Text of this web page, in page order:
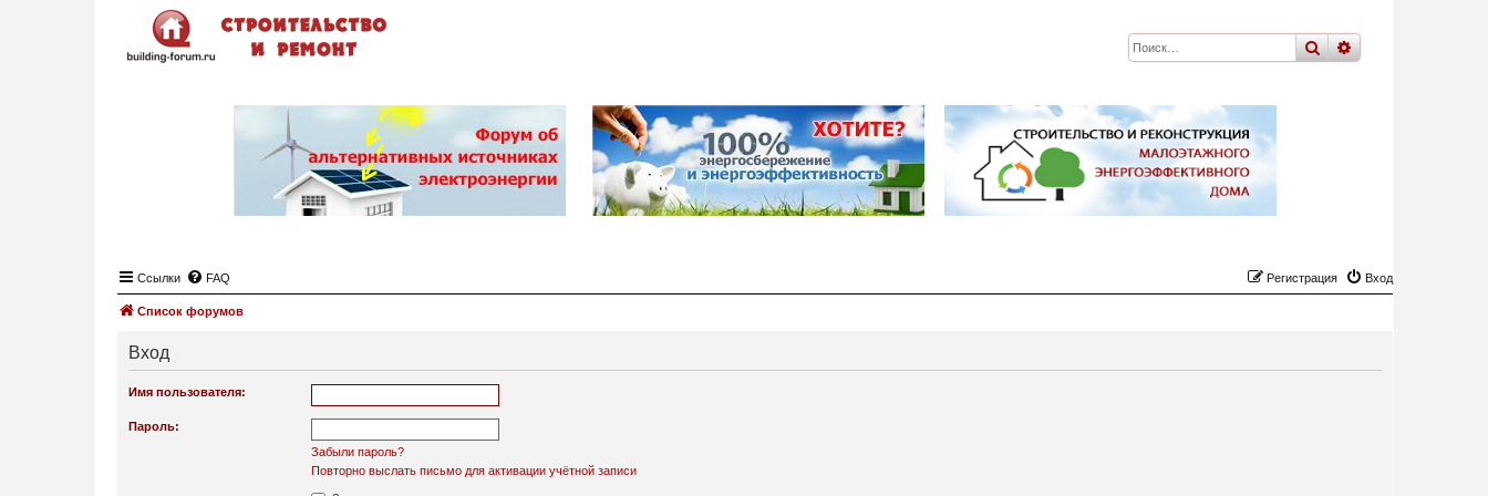
поискрасширенный
Ссылки FAQ Вход
Регистрация
Список форумов
Вход
Имя пользователя:
Пароль:
Забыли пароль?
Повторно выслать письмо для активации учётной записи